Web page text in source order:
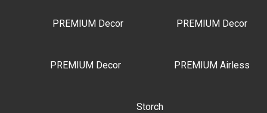
PREMIUM Decor PREMIUM Decor
PREMIUM Decor PREMIUM Airless
Storch